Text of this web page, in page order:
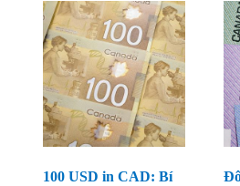
100 USD in CAD: Bí